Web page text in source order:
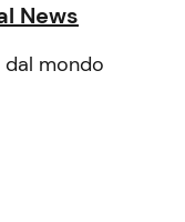
News
dal mondo